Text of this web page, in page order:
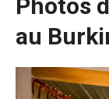
Photos
au